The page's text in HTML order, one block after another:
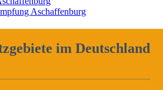
Aschaffenburg
im Deutschland